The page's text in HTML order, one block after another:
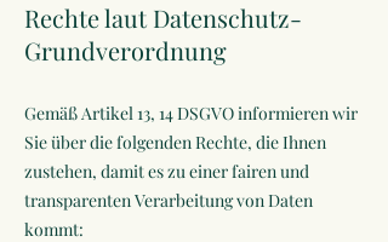
Rechte laut Datenschutz-
Grundverordnung
Gemäß Artikel 13, 14 DSGVO informieren wir
Sie über die folgenden Rechte, die Ihnen
zustehen, damit es zu einer fairen und
transparenten Verarbeitung von Daten
kommt: